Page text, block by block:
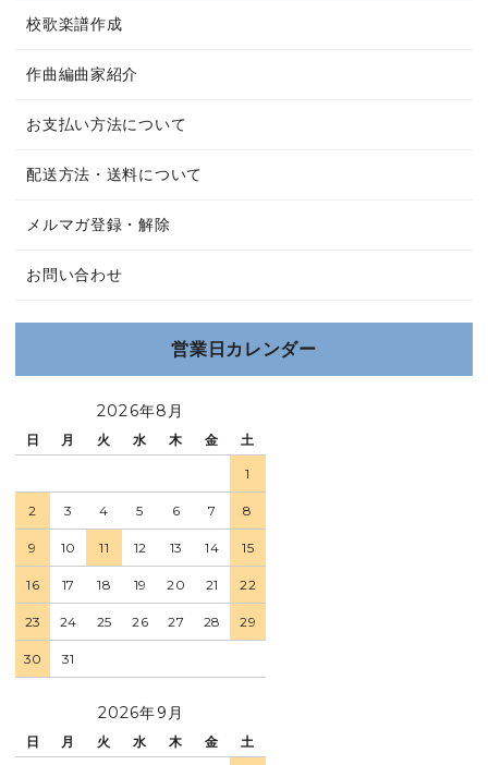
校歌楽譜作成
作曲編曲家紹介
お支払い方法について
配送方法・送料について
メルマガ登録・解除
お問い合わせ
営業日カレンダー
2026年8月
日 月 火 水 木 金 土
1
2 3 4 5 6 7 8
9 10 11 12 13 14 15
16 17 18 19 20 21 22
23 24 25 26 27 28 29
30 31
2026年9月
日 月 火 水 木 金 土